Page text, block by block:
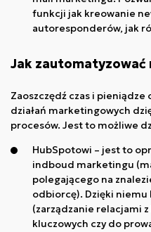
funkcji jak kreowanie
autoresponderów, jak
Jak zautomatyzować
Zaoszczędź czas i
działań marketingowych
procesów. Jest to możliwe
HubSpotowi – jest to
indboud marketingu
polegającego na
odbiorcę). Dzięki niemu
(zarządzanie relacjami
kluczowych czy do